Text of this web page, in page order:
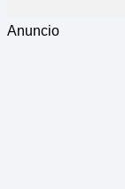
Anuncio